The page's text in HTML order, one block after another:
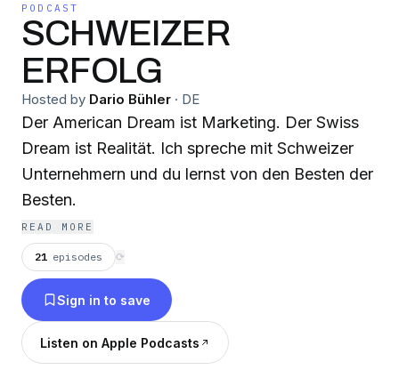
PODCAST
SCHWEIZER
ERFOLG
Hosted by Dario Bühler · DE
Der American Dream ist Marketing. Der Swiss
Dream ist Realität. Ich spreche mit Schweizer
Unternehmern und du lernst von den Besten der
Besten.
READ MORE
21 episodes ⟳
Sign in to save
Listen on Apple Podcasts